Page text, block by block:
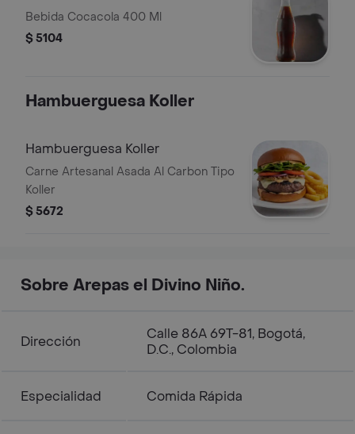
Bebida Cocacola 400 Ml
$ 5104
Hambuerguesa Koller
Hambuerguesa Koller
Carne Artesanal Asada Al Carbon Tipo
Koller
$ 5672
Sobre Arepas el Divino Niño.
Dirección
Calle 86A 69T-81, Bogotá,
D.C., Colombia
Especialidad Comida Rápida